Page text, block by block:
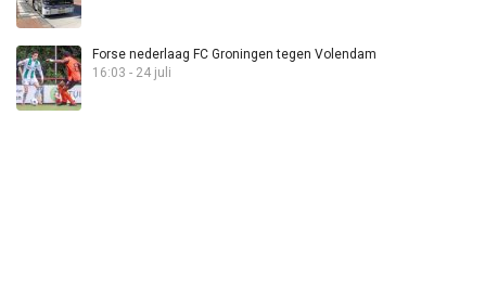
Forse nederlaag FC Groningen tegen Volendam
16:03 - 24 juli